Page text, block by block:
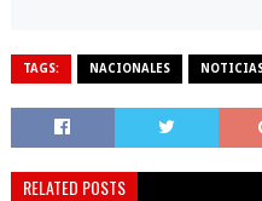
TAGS: NACIONALES
RELATED POSTS